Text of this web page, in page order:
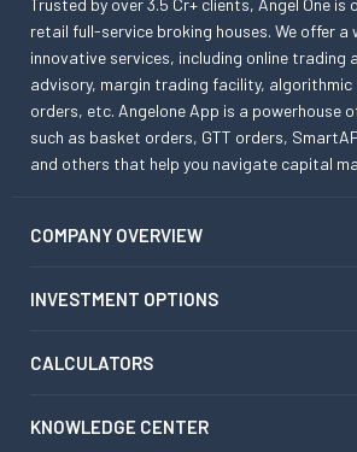
Trusted by over 3.5 Cr+ clients, Angel One is
retail full-service broking houses. We offer a
innovative services, including online trading
advisory, margin trading facility,
orders, etc. Angelone App is a powerhouse
such as basket orders, GTT orders,
and others that help you navigate capital
COMPANY OVERVIEW
INVESTMENT OPTIONS
CALCULATORS
KNOWLEDGE CENTER